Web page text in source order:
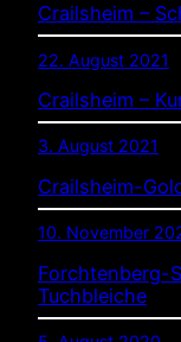
Crailsheim –
22. August 2021
Crailsheim –
3. August 2021
Crailsheim-
10. November
Forchtenberg-
Tuchbleiche